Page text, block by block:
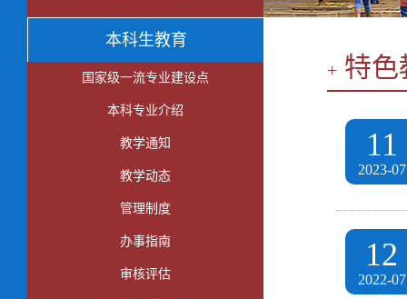
本科生教育
国家级一流专业建设点
本科专业介绍
教学通知
教学动态
管理制度
办事指南
审核评估
+ 特色
11
2023-07
12
2022-07